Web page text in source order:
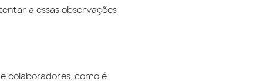
a essas observações
colaboradores, como é